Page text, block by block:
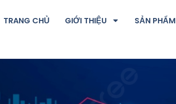
TRANG CHỦ GIỚI THIỆU SẢN PHẨM